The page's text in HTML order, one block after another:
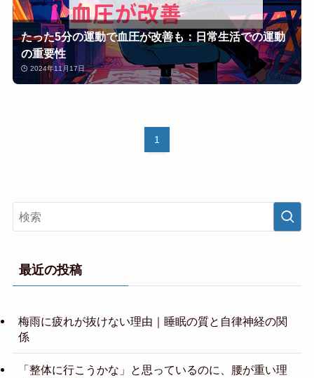
たった5分の運動で血圧が改善も：日常生活での運動
の重要性
2024年11月17日
1
最近の投稿
梅雨に疲れが抜けない理由｜睡眠の質と自律神経の関
係
「整体に行こうかな」と思っているのに、腰が重い理